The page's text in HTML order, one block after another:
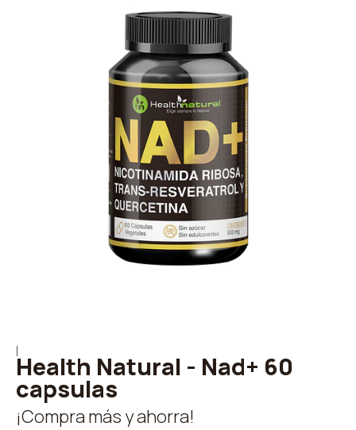
Health Natural - Nad+ 60
capsulas
¡Compra más y ahorra!